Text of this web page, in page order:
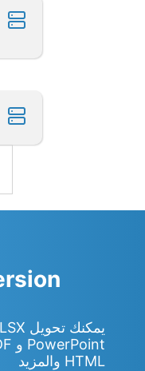
HTML والمزيد